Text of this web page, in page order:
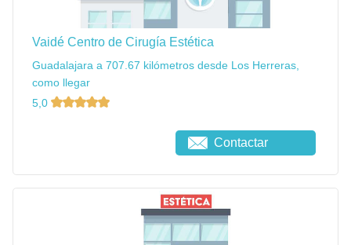
Vaidé Centro de Cirugía Estética
Guadalajara a 707.67 kilómetros desde Los Herreras,
como llegar
5,0
Contactar